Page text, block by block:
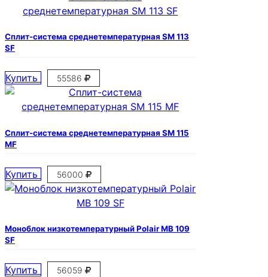
Сплит-система среднетемпературная SM 113
SF
Купить 55586
Сплит-система среднетемпературная SM 115
MF
Купить 56000
Моноблок низкотемпературный Polair MB 109
SF
Купить 56059